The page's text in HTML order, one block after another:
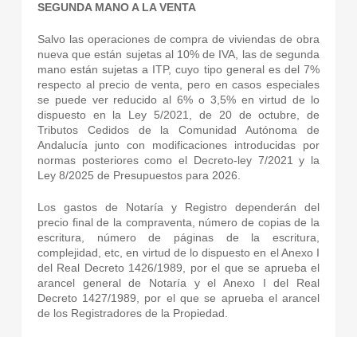
SEGUNDA MANO A LA VENTA
Salvo las operaciones de compra de viviendas de obra
nueva que están sujetas al 10% de IVA, las de segunda
mano están sujetas a ITP, cuyo tipo general es del 7%
respecto al precio de venta, pero en casos especiales
se puede ver reducido al 6% o 3,5% en virtud de lo
dispuesto en la Ley 5/2021, de 20 de octubre, de
Tributos Cedidos de la Comunidad Autónoma de
Andalucía junto con modificaciones introducidas por
normas posteriores como el Decreto-ley 7/2021 y la
Ley 8/2025 de Presupuestos para 2026.
Los gastos de Notaría y Registro dependerán del
precio final de la compraventa, número de copias de la
escritura, número de páginas de la escritura,
complejidad, etc, en virtud de lo dispuesto en el Anexo I
del Real Decreto 1426/1989, por el que se aprueba el
arancel general de Notaría y el Anexo I del Real
Decreto 1427/1989, por el que se aprueba el arancel
de los Registradores de la Propiedad.